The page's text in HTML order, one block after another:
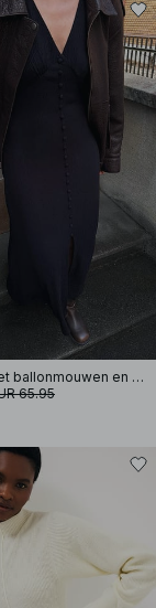
Maxi-jurk met ballonmouwen en knopen
65.95